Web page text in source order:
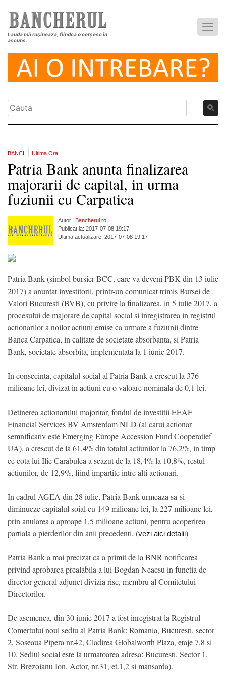
Lauda mă rușinează, fiindcă o cerșesc în
ascuns.
BANCI Ultima Ora
Patria Bank anunta finalizarea
majorarii de capital, in urma
fuziunii cu Carpatica
Autor: Bancherul.ro
Publicat la: 2017-07-08 19:17
Ultima actualizare: 2017-07-08 19:17
Patria Bank (simbol bursier BCC, care va deveni PBK din 13 iulie
2017) a anuntat investitorii, printr-un comunicat trimis Bursei de
Valori Bucuresti (BVB), cu privire la finalizarea, in 5 iulie 2017, a
procesului de majorare de capital social si inregistrarea in registrul
actionarilor a noilor actiuni emise ca urmare a fuziunii dintre
Banca Carpatica, in calitate de societate absorbanta, si Patria
Bank, societate absorbita, implementata la 1 iunie 2017.
In consecinta, capitalul social al Patria Bank a crescut la 376
milioane lei, divizat in actiuni cu o valoare nominala de 0,1 lei.
Detinerea actionarului majoritar, fondul de investitii EEAF
Financial Services BV Amsterdam NLD (al carui actionar
semnificativ este Emerging Europe Accession Fund Cooperatief
UA), a crescut de la 61,4% din totalul actiunilor la 76,2%, in timp
ce cota lui Ilie Carabulea a scazut de la 18,4% la 10,8%, restul
actiunilor, de 12,9%, fiind impartite intre alti actionari.
In cadrul AGEA din 28 iulie, Patria Bank urmeaza sa-si
diminueze capitalul soial cu 149 milioane lei, la 227 milioane lei,
prin anularea a aproape 1,5 milioane actiuni, pentru acoperirea
partiala a pierderilor din anii precedenti. (vezi aici detalii)
Patria Bank a mai precizat ca a primit de la BNR notificarea
privind aprobarea prealabila a lui Bogdan Neacsu in functia de
director general adjunct divizia risc, membru al Comitetului
Directorilor.
De asemenea, din 30 iunie 2017 a fost inregistrat la Registrul
Comertului noul sediu al Patria Bank: Romania, Bucuresti, sector
2, Soseaua Pipera nr.42, Cladirea Globalworth Plaza, etaje 7,8 si
10. Sediul social este la urmatoarea adresa: Bucuresti, Sector 1,
Str. Brezoianu Ion, Actor, nr.31, et.1,2 si mansarda).